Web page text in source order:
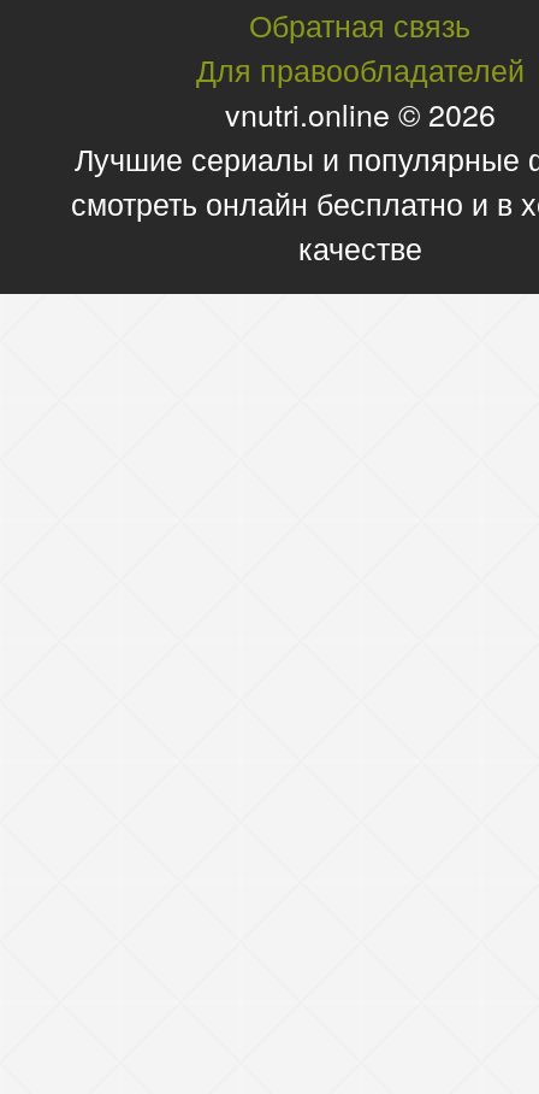
Обратная связь
Для правообладателей
vnutri.online © 2026
Лучшие сериалы и
смотреть онлайн бесплатно и в
качестве